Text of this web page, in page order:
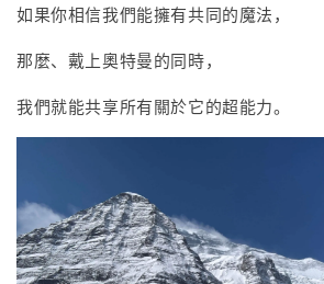
如果你相信我們能擁有共同的魔法，
那麼、戴上奧特曼的同時，
我們就能共享所有關於它的超能力。